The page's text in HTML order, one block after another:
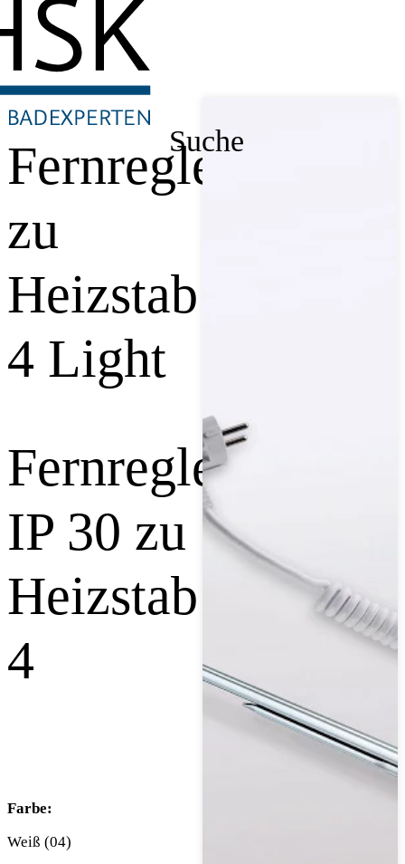
Suche
Fernregler
zu
Heizstab
4 Light
Fernregler
IP 30 zu
Heizstab
4
Farbe:
Weiß (04)